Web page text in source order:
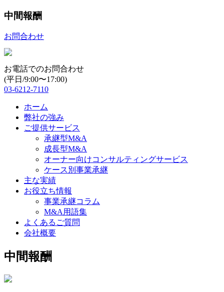
中間報酬
お問合わせ
お電話でのお問合わせ
(平日/9:00〜17:00)
03-6212-7110
ホーム
弊社の強み
ご提供サービス
承継型M&A
成長型M&A
オーナー向けコンサルティングサービス
ケース別事業承継
主な実績
お役立ち情報
事業承継コラム
M&A用語集
よくあるご質問
会社概要
中間報酬